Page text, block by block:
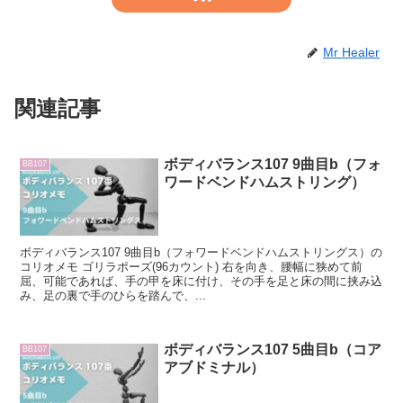
Mr Healer
関連記事
BB107
ボディバランス107 9曲目b（フォ
ワードベンドハムストリング）
ボディバランス107 9曲目b（フォワードベンドハムストリングス）の
コリオメモ ゴリラポーズ(96カウント) 右を向き、腰幅に狭めて前
屈、可能であれば、手の甲を床に付け、その手を足と床の間に挟み込
み、足の裏で手のひらを踏んで、...
BB107
ボディバランス107 5曲目b（コア
アブドミナル）